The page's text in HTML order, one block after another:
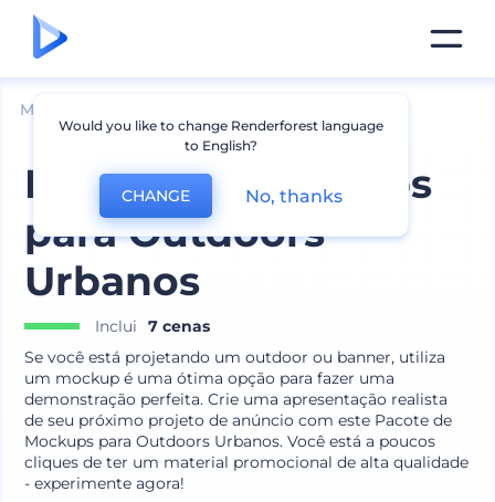
Mockups
Pacote de Mockups
para Outdoors
Urbanos
Inclui
7 cenas
Se você está projetando um outdoor ou banner, utiliza
um mockup é uma ótima opção para fazer uma
demonstração perfeita. Crie uma apresentação realista
de seu próximo projeto de anúncio com este Pacote de
Mockups para Outdoors Urbanos. Você está a poucos
cliques de ter um material promocional de alta qualidade
- experimente agora!
Would you like to change Renderforest language
to English?
CHANGE No, thanks